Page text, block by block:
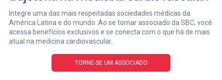
Integre uma das mais respeitadas sociedades médicas da
América Latina e do mundo. Ao se tornar associado da SBC, você
acessa benefícios exclusivos e se conecta com o que há de mais
atual na medicina cardiovascular.
TORNE-SE UM ASSOCIADO